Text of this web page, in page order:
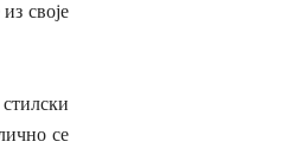
своје
се